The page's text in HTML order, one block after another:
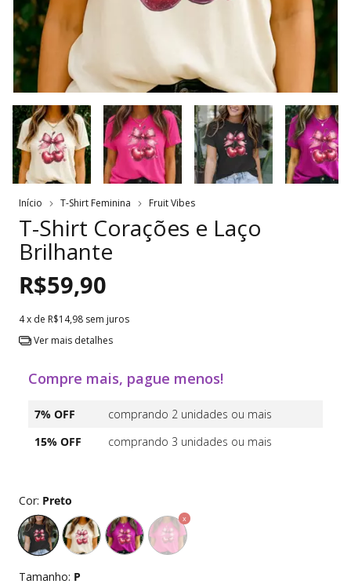
Início T-Shirt Feminina Fruit Vibes
T-Shirt Corações e Laço
Brilhante
R$59,90
4x de R$14,98 sem juros
Ver mais detalhes
Compre mais, pague menos!
7% OFF
comprando 2 unidades ou mais
15% OFF
comprando 3 unidades ou mais
Cor: Preto
Tamanho: P